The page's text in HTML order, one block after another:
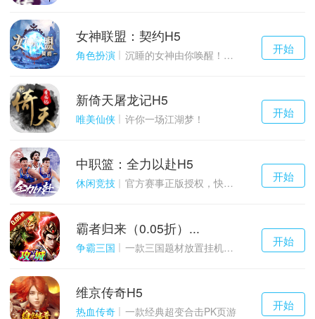
千百度h5
游戏
开始
女神联盟：契约H5
角色扮演 沉睡的女神由你唤醒！点燃战火！
千百度h5
游戏
开始
新倚天屠龙记H5
唯美仙侠 许你一场江湖梦！
千百度h5
游戏
开始
中职篮：全力以赴H5
休闲竞技 官方赛事正版授权，快来打造属于自己的传奇吧~
千百度h5
游戏
开始
霸者归来（0.05折）...
争霸三国 一款三国题材放置挂机与战争策略结合的游戏
千百度h5
游戏
开始
维京传奇H5
热血传奇 一款经典超变合击PK页游